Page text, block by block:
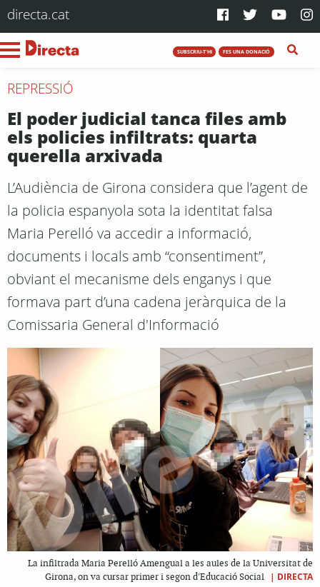
directa.cat
SUBSCRIU-T'HI FES UNA DONACIÓ
REPRESSIÓ
El poder judicial tanca files amb
els policies infiltrats: quarta
querella arxivada
L’Audiència de Girona considera que l’agent de
la policia espanyola sota la identitat falsa
Maria Perelló va accedir a informació,
documents i locals amb “consentiment”,
obviant el mecanisme dels enganys i que
formava part d’una cadena jeràrquica de la
Comissaria General d'Informació
La infiltrada Maria Perelló Amengual a les aules de la Universitat de
Girona, on va cursar primer i segon d'Educació Social
| DIRECTA